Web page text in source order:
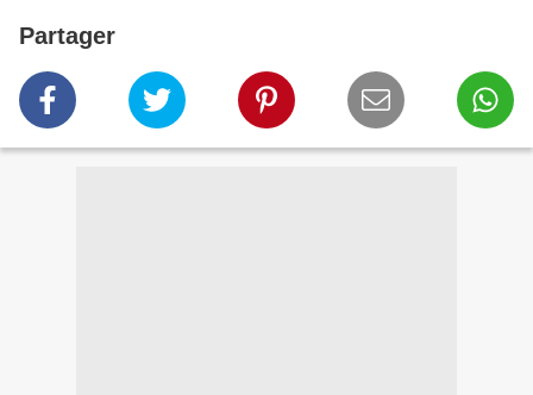
Partager